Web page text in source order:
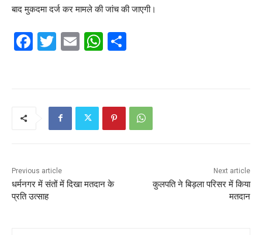
बाद मुकदमा दर्ज कर मामले की जांच की जाएगी।
F
k
T
E
W
A
p
Previous article
धर्मनगर में संतों में दिखा मतदान के
प्रति उत्साह
Next article
कुलपति ने बिड़ला परिसर में किया
मतदान